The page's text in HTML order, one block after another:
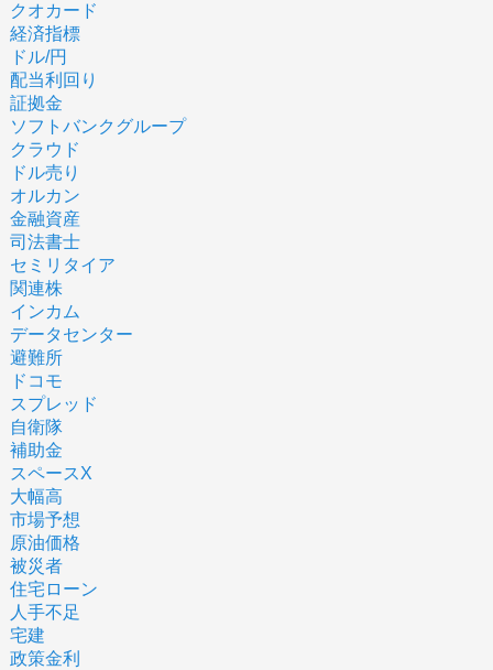
クオカード
経済指標
ドル/円
配当利回り
証拠金
ソフトバンクグループ
クラウド
ドル売り
オルカン
金融資産
司法書士
セミリタイア
関連株
インカム
データセンター
避難所
ドコモ
スプレッド
自衛隊
補助金
スペースX
大幅高
市場予想
原油価格
被災者
住宅ローン
人手不足
宅建
政策金利